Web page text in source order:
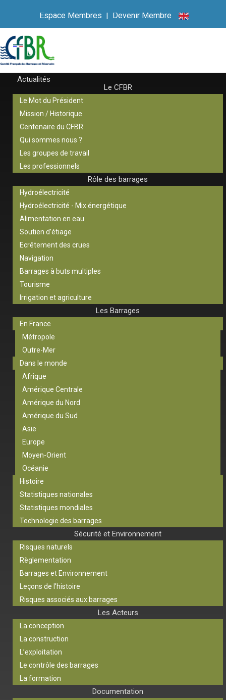
Espace Membres | Devenir Membre
Actualités
Le CFBR
Le Mot du Président
Mission / Historique
Centenaire du CFBR
Qui sommes nous ?
Les groupes de travail
Les professionnels
Rôle des barrages
Hydroélectricité
Hydroélectricité - Mix énergétique
Alimentation en eau
Soutien d’étiage
Ecrêtement des crues
Navigation
Barrages à buts multiples
Tourisme
Irrigation et agriculture
Les Barrages
En France
Métropole
Outre-Mer
Dans le monde
Afrique
Amérique Centrale
Amérique du Nord
Amérique du Sud
Asie
Europe
Moyen-Orient
Océanie
Histoire
Statistiques nationales
Statistiques mondiales
Technologie des barrages
Sécurité et Environnement
Risques naturels
Règlementation
Barrages et Environnement
Leçons de l’histoire
Risques associés aux barrages
Les Acteurs
La conception
La construction
L’exploitation
Le contrôle des barrages
La formation
Documentation